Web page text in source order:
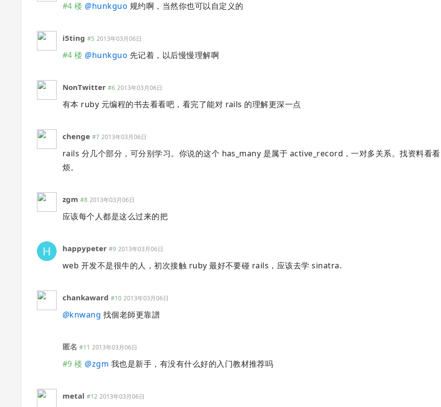
#4 楼 @hunkguo 规约啊，当然你也可以自定义的
i5ting #5 2013年03月06日
#4 楼 @hunkguo 先记着，以后慢慢理解啊
NonTwitter #6 2013年03月06日
有本 ruby 元编程的书去看看吧，看完了能对 rails 的理解更深一点
chenge #7 2013年03月06日
rails 分几个部分，可分别学习。你说的这个 has_many 是属于 active_record，一对多关系。找资料看
烦。
zgm #8 2013年03月06日
应该每个人都是这么过来的把
happypeter #9 2013年03月06日
web 开发不是很牛的人，初次接触 ruby 最好不要碰 rails，应该去学 sinatra.
chankaward #10 2013年03月06日
@knwang 找個老師更靠譜
匿名 #11 2013年03月06日
#9 楼 @zgm 我也是新手，有没有什么好的入门教材推荐吗
metal #12 2013年03月06日